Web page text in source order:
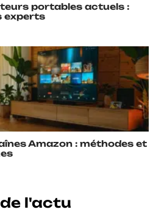
portables actuels :
experts
Amazon : méthodes et
l'actu